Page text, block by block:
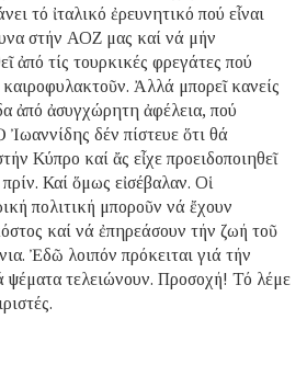
τό ἰταλικό ἐρευνητικό πού εἶναι
στήν ΑΟΖ μας καί νά μήν
ἀπό τίς τουρκικές φρεγάτες πού
καιροφυλακτοῦν. Ἀλλά μπορεῖ κανείς
ἀπό ἀσυγχώρητη ἀφέλεια, πού
δέν πίστευε ὅτι θά
Κύπρο καί ἄς εἶχε προειδοποιηθεῖ
Καί ὅμως εἰσέβαλαν. Οἱ
πολιτική μποροῦν νά ἔχουν
καί νά ἐπηρεάσουν τήν ζωή τοῦ
Ἐδῶ λοιπόν πρόκειται γιά τήν
ψέματα τελειώνουν. Προσοχή! Τό λέμε